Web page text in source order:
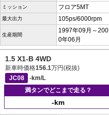
ミッション フロア5MT
最大出力 105ps/6000rpm
生産期間
1997年09月～200
0年06月
1.5 X1-B 4WD
新車時価格156.1万円(税抜)
JC08
-km/L
満タンでどこまで走る？
-km